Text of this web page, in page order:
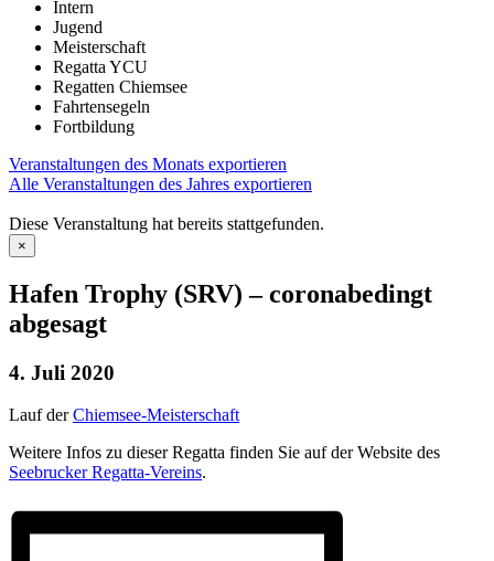
Intern
Jugend
Meisterschaft
Regatta YCU
Regatten Chiemsee
Fahrtensegeln
Fortbildung
Veranstaltungen des Monats exportieren
Alle Veranstaltungen des Jahres exportieren
Diese Veranstaltung hat bereits stattgefunden.
×
Hafen Trophy (SRV) – coronabedingt
abgesagt
4. Juli 2020
Lauf derChiemsee-Meisterschaft
Weitere Infos zu dieser Regatta finden Sie auf der Website des
Seebrucker Regatta-Vereins.